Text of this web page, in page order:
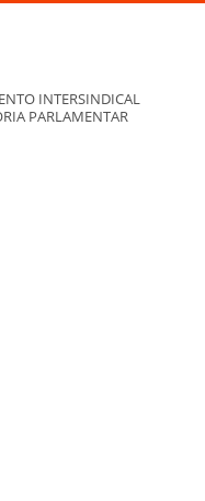
INTERSINDICAL
PARLAMENTAR